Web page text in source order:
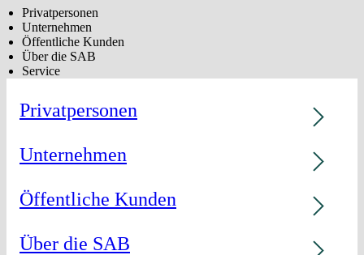
Privatpersonen
Unternehmen
Öffentliche Kunden
Über die SAB
Service
Privatpersonen
Unternehmen
Öffentliche Kunden
Über die SAB